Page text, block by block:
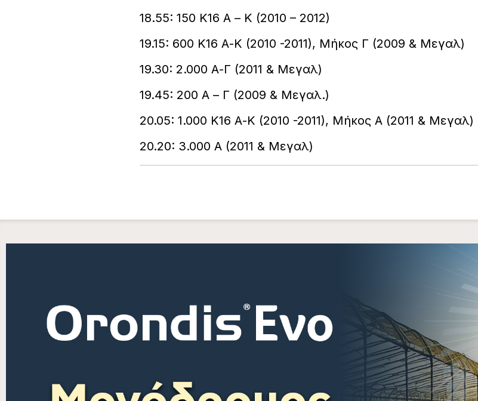
18.55: 150 Κ16 Α – Κ (2010 – 2012)
19.15: 600 Κ16 Α-Κ (2010 -2011), Μήκος Γ (2009 & Μεγαλ)
19.30: 2.000 Α-Γ (2011 & Μεγαλ)
19.45: 200 Α – Γ (2009 & Μεγαλ.)
20.05: 1.000 Κ16 Α-Κ (2010 -2011), Μήκος Α (2011 & Μεγαλ)
20.20: 3.000 Α (2011 & Μεγαλ)